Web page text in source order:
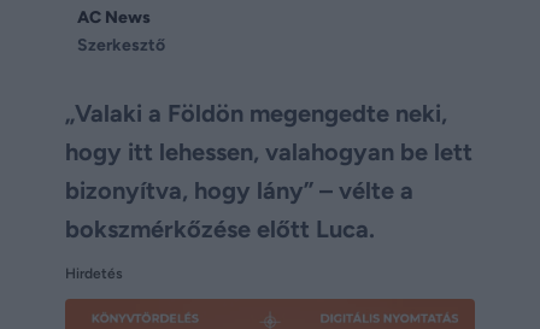
AC News
Szerkesztő
„Valaki a Földön megengedte neki,
hogy itt lehessen, valahogyan be lett
bizonyítva, hogy lány” – vélte a
bokszmérkőzése előtt Luca.
Hirdetés